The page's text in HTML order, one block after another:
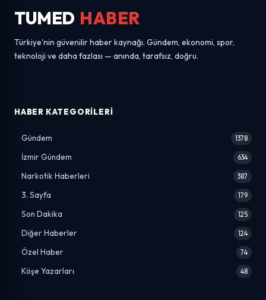
TUMED HABER
Türkiye'nin güvenilir haber kaynağı. Gündem, ekonomi, spor,
teknoloji ve daha fazlası — anında, tarafsız, doğru.
HABER KATEGORILERI
Gündem 1378
İzmir Gündem 634
Narkotik Haberleri 387
3. Sayfa 179
Son Dakika 125
Diğer Haberler 124
Özel Haber 74
Köşe Yazarları 48